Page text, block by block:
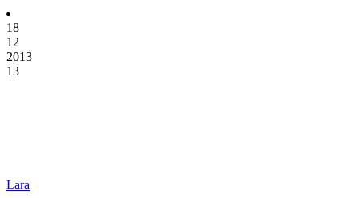
18
12
2013
13
Lara